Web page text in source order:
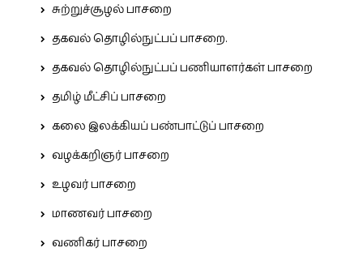
சுற்றுச்சூழல் பாசறை
தகவல் தொழில்நுட்பப் பாசறை.
தகவல் தொழில்நுட்பப் பணியாளர்கள் பாசறை
தமிழ் மீட்சிப் பாசறை
கலை இலக்கியப் பண்பாட்டுப் பாசறை
வழக்கறிஞர் பாசறை
உழவர் பாசறை
மாணவர் பாசறை
வணிகர் பாசறை